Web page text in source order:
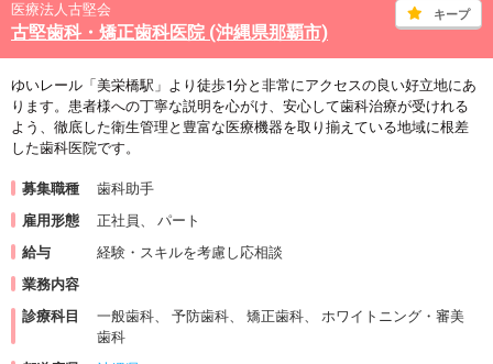
キープ
医療法人古堅会
古堅歯科・矯正歯科医院 (沖縄県那覇市)
ゆいレール「美栄橋駅」より徒歩1分と非常にアクセスの良い好立地にあ
ります。患者様への丁寧な説明を心がけ、安心して歯科治療が受けれる
よう、徹底した衛生管理と豊富な医療機器を取り揃えている地域に根差
した歯科医院です。
募集職種
歯科助手
雇用形態
正社員、 パート
給与
経験・スキルを考慮し応相談
業務内容
診療科目
一般歯科、 予防歯科、 矯正歯科、 ホワイトニング・審美
歯科